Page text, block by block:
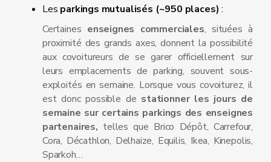
Les parkings mutualisés (~950 places) :
Certaines enseignes commerciales, situées à
proximité des grands axes, donnent la possibilité
aux covoitureurs de se garer officiellement sur
leurs emplacements de parking, souvent sous-
exploités en semaine. Lorsque vous covoiturez, il
est donc possible de stationner les jours de
semaine sur certains parkings des enseignes
partenaires, telles que Brico Dépôt, Carrefour,
Cora, Décathlon, Delhaize, Equilis, Ikea, Kinepolis,
Sparkoh…